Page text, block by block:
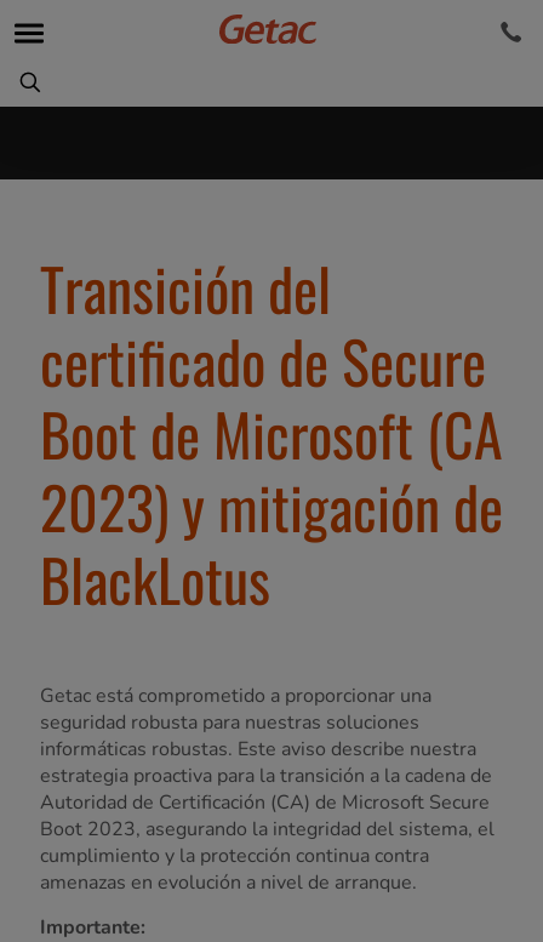
Transición del
certificado de Secure
Boot de Microsoft (CA
2023) y mitigación de
BlackLotus
Getac está comprometido a proporcionar una
seguridad robusta para nuestras soluciones
informáticas robustas. Este aviso describe nuestra
estrategia proactiva para la transición a la cadena de
Autoridad de Certificación (CA) de Microsoft Secure
Boot 2023, asegurando la integridad del sistema, el
cumplimiento y la protección continua contra
amenazas en evolución a nivel de arranque.
Importante: